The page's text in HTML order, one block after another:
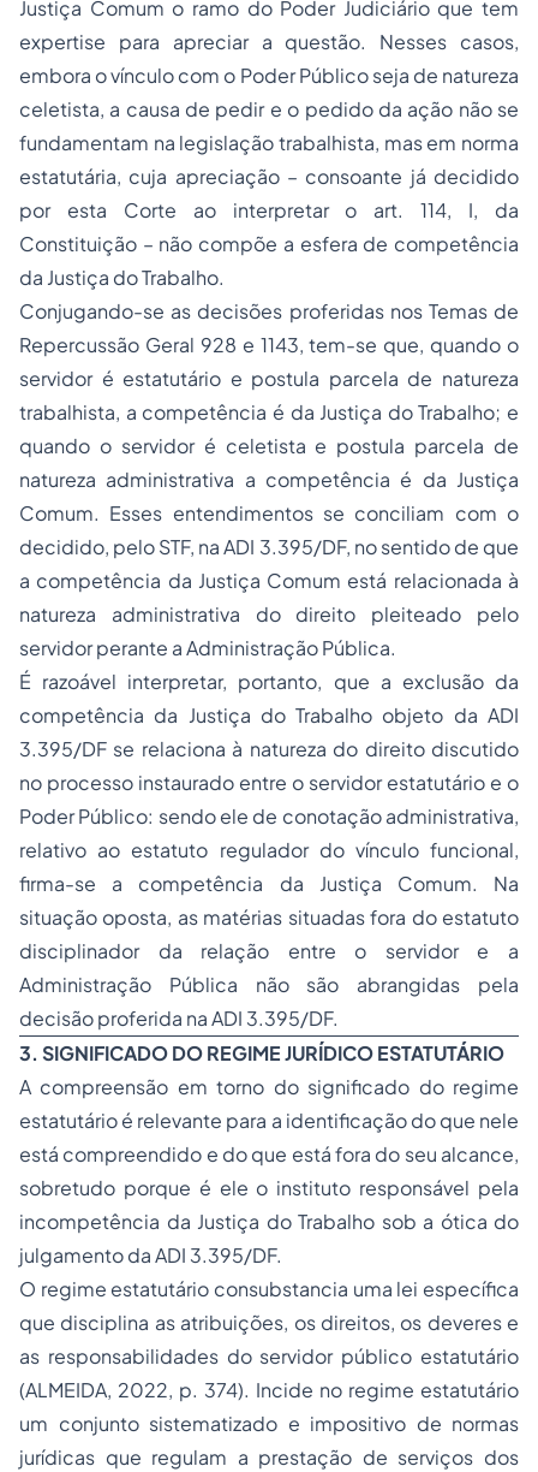
Justiça Comum o ramo do Poder Judiciário que tem
expertise para apreciar a questão. Nesses casos,
embora o vínculo com o Poder Público seja de natureza
celetista, a causa de pedir e o pedido da ação não se
fundamentam na legislação trabalhista, mas em norma
estatutária, cuja apreciação – consoante já decidido
por esta Corte ao interpretar o art. 114, I, da
Constituição – não compõe a esfera de competência
da Justiça do Trabalho.
Conjugando-se as decisões proferidas nos Temas de
Repercussão Geral 928 e 1143, tem-se que, quando o
servidor é estatutário e postula parcela de natureza
trabalhista, a competência é da Justiça do Trabalho; e
quando o servidor é celetista e postula parcela de
natureza administrativa a competência é da Justiça
Comum. Esses entendimentos se conciliam com o
decidido, pelo STF, na ADI 3.395/DF, no sentido de que
a competência da Justiça Comum está relacionada à
natureza administrativa do direito pleiteado pelo
servidor perante a Administração Pública.
É razoável interpretar, portanto, que a exclusão da
competência da Justiça do Trabalho objeto da ADI
3.395/DF se relaciona à natureza do direito discutido
no processo instaurado entre o servidor estatutário e o
Poder Público: sendo ele de conotação administrativa,
relativo ao estatuto regulador do vínculo funcional,
firma-se a competência da Justiça Comum. Na
situação oposta, as matérias situadas fora do estatuto
disciplinador da relação entre o servidor e a
Administração Pública não são abrangidas pela
decisão proferida na ADI 3.395/DF.
3. SIGNIFICADO DO REGIME JURÍDICO ESTATUTÁRIO
A compreensão em torno do significado do regime
estatutário é relevante para a identificação do que nele
está compreendido e do que está fora do seu alcance,
sobretudo porque é ele o instituto responsável pela
incompetência da Justiça do Trabalho sob a ótica do
julgamento da ADI 3.395/DF.
O regime estatutário consubstancia uma lei específica
que disciplina as atribuições, os direitos, os deveres e
as responsabilidades do servidor público estatutário
(ALMEIDA, 2022, p. 374). Incide no regime estatutário
um conjunto sistematizado e impositivo de normas
jurídicas que regulam a prestação de serviços dos